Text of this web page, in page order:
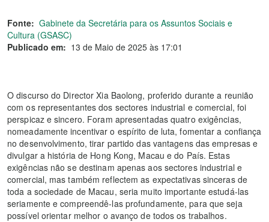
Fonte: Gabinete da Secretária para os Assuntos Sociais e
Cultura (GSASC)
Publicado em: 13 de Maio de 2025 às 17:01
O discurso do Director Xia Baolong, proferido durante a reunião
com os representantes dos sectores industrial e comercial, foi
perspicaz e sincero. Foram apresentadas quatro exigências,
nomeadamente incentivar o espírito de luta, fomentar a confiança
no desenvolvimento, tirar partido das vantagens das empresas e
divulgar a história de Hong Kong, Macau e do País. Estas
exigências não se destinam apenas aos sectores industrial e
comercial, mas também reflectem as expectativas sinceras de
toda a sociedade de Macau, seria muito importante estudá-las
seriamente e compreendê-las profundamente, para que seja
possível orientar melhor o avanço de todos os trabalhos.